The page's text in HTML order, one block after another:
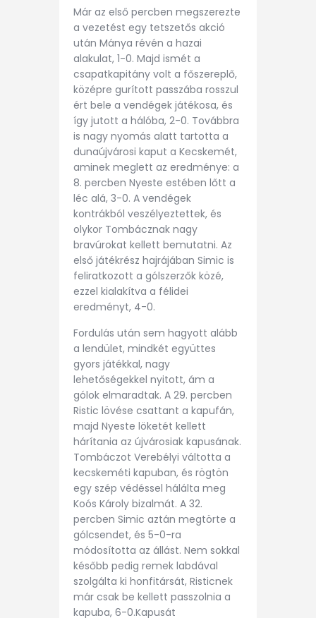
Már az első percben megszerezte
a vezetést egy tetszetős akció
után Mánya révén a hazai
alakulat, 1-0. Majd ismét a
csapatkapitány volt a főszereplő,
középre gurított passzába rosszul
ért bele a vendégek játékosa, és
így jutott a hálóba, 2-0. Továbbra
is nagy nyomás alatt tartotta a
dunaújvárosi kaput a Kecskemét,
aminek meglett az eredménye: a
8. percben Nyeste estében lőtt a
léc alá, 3-0. A vendégek
kontrákból veszélyeztettek, és
olykor Tombácznak nagy
bravúrokat kellett bemutatni. Az
első játékrész hajrájában Simic is
feliratkozott a gólszerzők közé,
ezzel kialakítva a félidei
eredményt, 4-0.
Fordulás után sem hagyott alább
a lendület, mindkét együttes
gyors játékkal, nagy
lehetőségekkel nyitott, ám a
gólok elmaradtak. A 29. percben
Ristic lövése csattant a kapufán,
majd Nyeste löketét kellett
hárítania az újvárosiak kapusának.
Tombáczot Verebélyi váltotta a
kecskeméti kapuban, és rögtön
egy szép védéssel hálálta meg
Koós Károly bizalmát. A 32.
percben Simic aztán megtörte a
gólcsendet, és 5-0-ra
módosította az állást. Nem sokkal
később pedig remek labdával
szolgálta ki honfitársát, Risticnek
már csak be kellett passzolnia a
kapuba, 6-0.Kapusát